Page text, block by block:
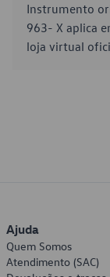
Instrumento
963- X aplica
loja virtual
Ajuda
Quem Somos
Atendimento (SAC)